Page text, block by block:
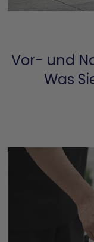
Vor- und
Was